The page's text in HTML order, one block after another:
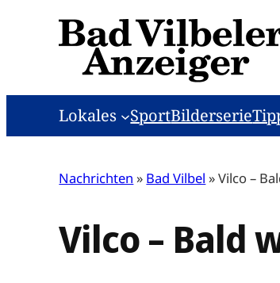
Lokales SportBilderserie
Nachrichten » Bad Vilbel »Vilco –
Vilco – Bald